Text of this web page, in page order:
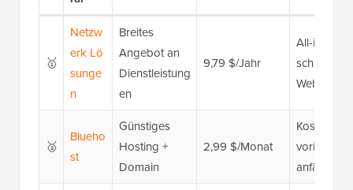
🥇
Netzw
erk Lö
sunge
n
Breites
Angebot an
Dienstleistung
en
9,79 $/Jahr
All-in-
schnelle
Website-
🥈
Blueho
st
Günstiges
Hosting +
Domain
2,99 $/Monat